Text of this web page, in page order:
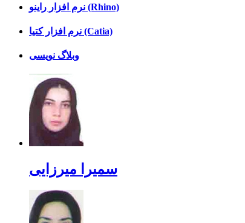
نرم افزار راینو (Rhino)
نرم افزار کتیا (Catia)
وبلاگ نویسی
سمیرا میرزایی